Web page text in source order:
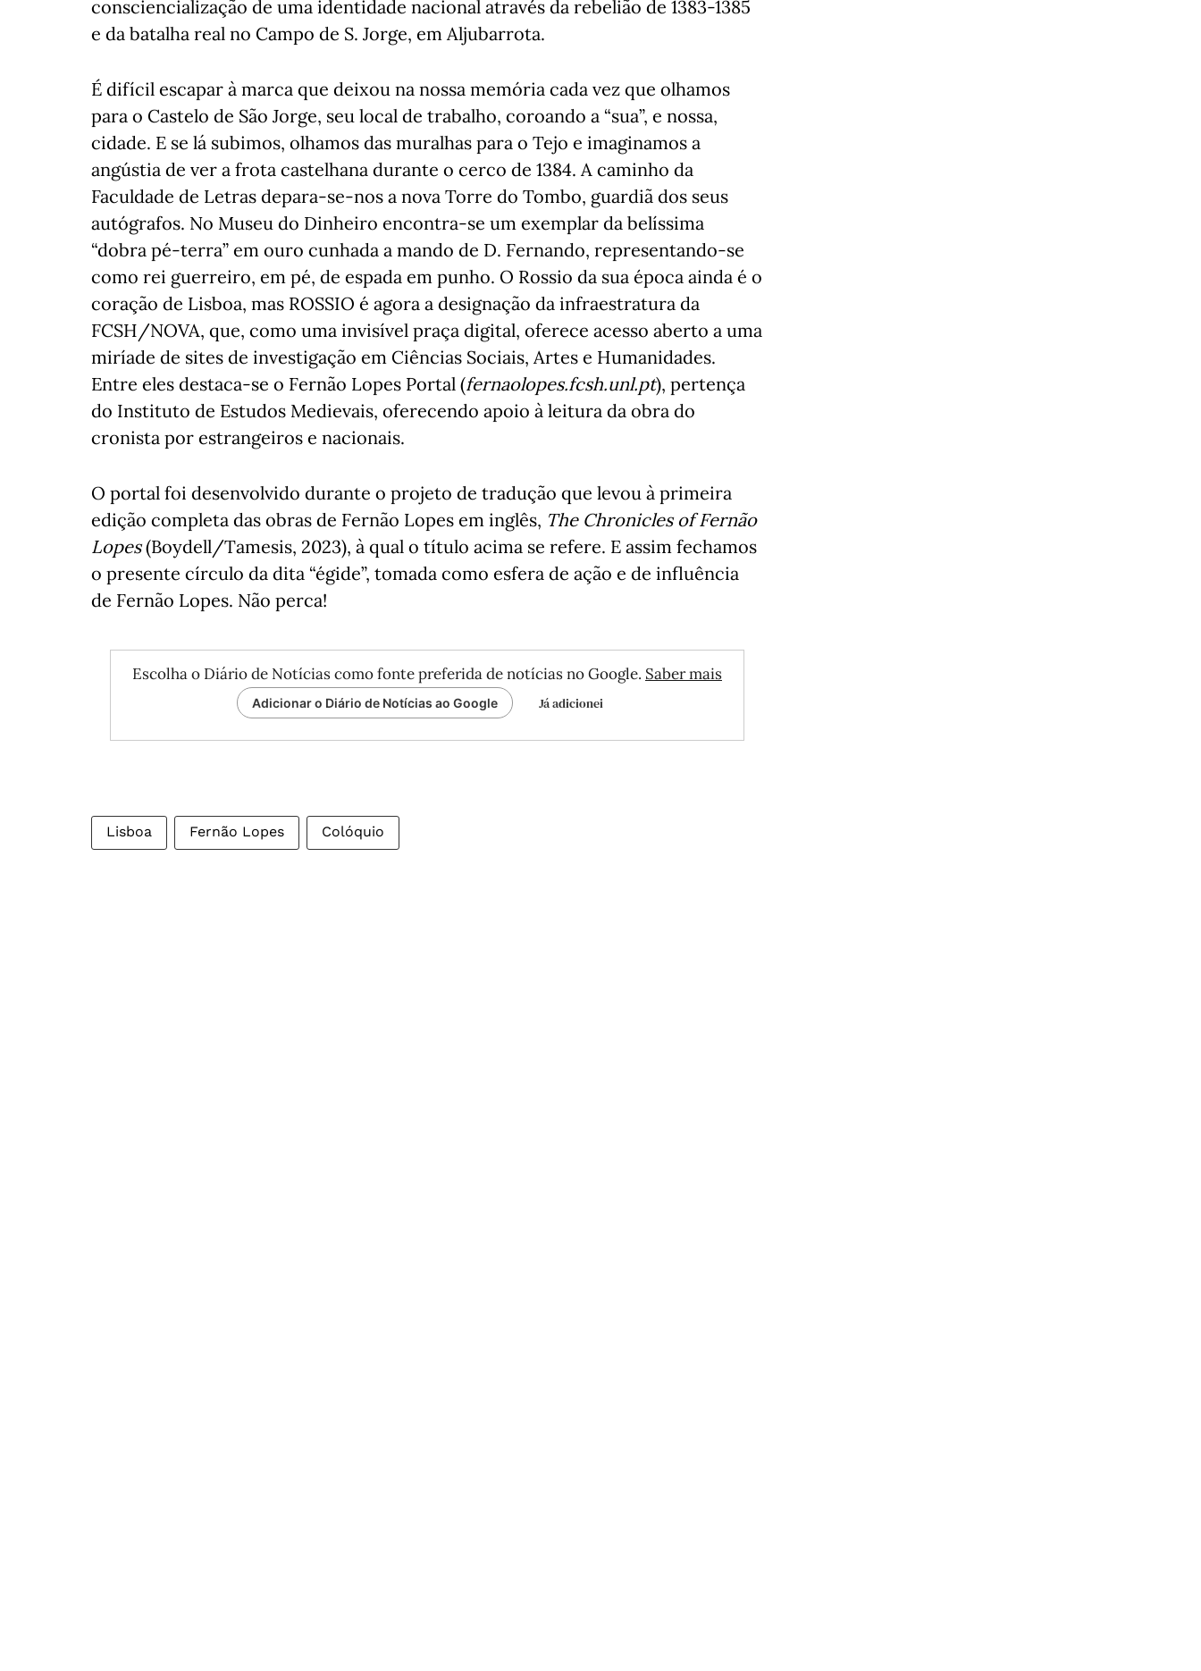
consciencialização de uma identidade nacional através da rebelião de 1383-1385
e da batalha real no Campo de S. Jorge, em Aljubarrota.
É difícil escapar à marca que deixou na nossa memória cada vez que olhamos
para o Castelo de São Jorge, seu local de trabalho, coroando a “sua”, e nossa,
cidade. E se lá subimos, olhamos das muralhas para o Tejo e imaginamos a
angústia de ver a frota castelhana durante o cerco de 1384. A caminho da
Faculdade de Letras depara-se-nos a nova Torre do Tombo, guardiã dos seus
autógrafos. No Museu do Dinheiro encontra-se um exemplar da belíssima
“dobra pé-terra” em ouro cunhada a mando de D. Fernando, representando-se
como rei guerreiro, em pé, de espada em punho. O Rossio da sua época ainda é o
coração de Lisboa, mas ROSSIO é agora a designação da infraestratura da
FCSH/NOVA, que, como uma invisível praça digital, oferece acesso aberto a uma
miríade de sites de investigação em Ciências Sociais, Artes e Humanidades.
Entre eles destaca-se o Fernão Lopes Portal (fernaolopes.fcsh.unl.pt), pertença
do Instituto de Estudos Medievais, oferecendo apoio à leitura da obra do
cronista por estrangeiros e nacionais.
O portal foi desenvolvido durante o projeto de tradução que levou à primeira
edição completa das obras de Fernão Lopes em inglês, The Chronicles of Fernão
Lopes(Boydell/Tamesis, 2023), à qual o título acima se refere. E assim fechamos
o presente círculo da dita “égide”, tomada como esfera de ação e de influência
de Fernão Lopes. Não perca!
Escolha o Diário de Notícias como fonte preferida de notícias no Google. Saber mais
Adicionar o Diário de Notícias ao Google Já adicionei
Lisboa Fernão Lopes Colóquio